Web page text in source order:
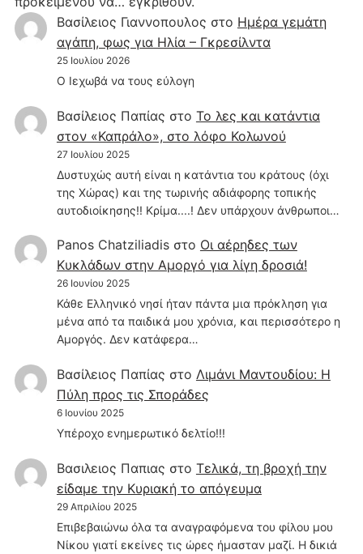
Βασίλειος Γιαννοπουλος στο Hμέρα γεμάτη
αγάπη, φως για Ηλία – Γκρεσίλντα
25 Ιουλίου 2026
Ο Ιεχωβά να τους εύλογη
Βασίλειος Παπίας στο Το λες και κατάντια
στον «Καπράλο», στο λόφο Κολωνού
27 Ιουλίου 2025
Δυστυχώς αυτή είναι η κατάντια του κράτους (όχι
της Χώρας) και της τωρινής αδιάφορης τοπικής
αυτοδιοίκησης!! Κρίμα....! Δεν υπάρχουν άνθρωποι…
Panos Chatziliadisστο Οι αέρηδες των
Κυκλάδων στην Αμοργό για λίγη δροσιά!
26 Ιουνίου 2025
Κάθε Ελληνικό νησί ήταν πάντα μια πρόκληση για
μένα από τα παιδικά μου χρόνια, και περισσότερο η
Αμοργός. Δεν κατάφερα…
Βασίλειος Παπίας στο Λιμάνι Μαντουδίου: Η
Πύλη προς τις Σποράδες
6 Ιουνίου 2025
Υπέροχο ενημερωτικό δελτίο!!!
Βασιλειος Παπιας στο Τελικά, τη βροχή την
είδαμε την Κυριακή το απόγευμα
29 Απριλίου 2025
Επιβεβαιώνω όλα τα αναγραφόμενα του φίλου μου
Νίκου γιατί εκείνες τις ώρες ήμασταν μαζί. Η δικιά